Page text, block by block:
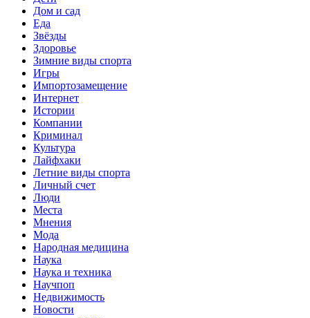
Дом и сад
Еда
Звёзды
Здоровье
Зимние виды спорта
Игры
Импортозамещение
Интернет
Истории
Компании
Криминал
Культура
Лайфхаки
Летние виды спорта
Личный счет
Люди
Места
Мнения
Мода
Народная медицина
Наука
Наука и техника
Научпоп
Недвижимость
Новости